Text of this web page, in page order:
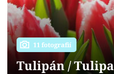
Přihlášení
Sledujte nás
11 fotografií
Tulipán / Tulipa